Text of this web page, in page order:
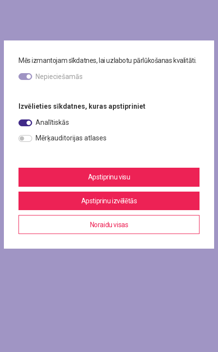
Mēs izmantojam sīkdatnes, lai uzlabotu pārlūkošanas kvalitāti.
Nepieciešamās
Izvēlieties sīkdatnes, kuras apstipriniet
Analītiskās
Mērķauditorijas atlases
Apstiprinu visu
Apstiprinu izvēlētās
Noraidu visas